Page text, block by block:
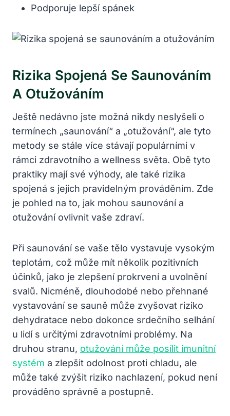
Podporuje lepší spánek
Rizika Spojená Se Saunováním
A Otužováním
Ještě nedávno jste možná nikdy neslyšeli o
termínech „saunování“ a „otužování“, ale tyto
metody se stále více stávají populárními v
rámci zdravotního a wellness světa. Obě tyto
praktiky mají své výhody, ale také rizika
spojená s jejich pravidelným prováděním. Zde
je pohled na to, jak mohou saunování a
otužování ovlivnit vaše zdraví.
Při saunování se vaše tělo vystavuje vysokým
teplotám, což může mít několik pozitivních
účinků, jako je zlepšení prokrvení a uvolnění
svalů. Nicméně, dlouhodobé nebo přehnané
vystavování se sauně může zvyšovat riziko
dehydratace nebo dokonce srdečního selhání
u lidí s určitými zdravotními problémy. Na
druhou stranu, otužování může posílit imunitní
systém a zlepšit odolnost proti chladu, ale
může také zvýšit riziko nachlazení, pokud není
prováděno správně a postupně.